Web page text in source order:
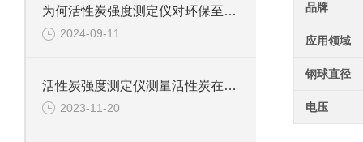
品牌
应用领域
钢球直径
电压
为何活性炭强度测定仪对环保至关重要？
2024-09-11
活性炭强度测定仪测量活性炭在特定条件下的抗压强度和抗拉强度
2023-11-20